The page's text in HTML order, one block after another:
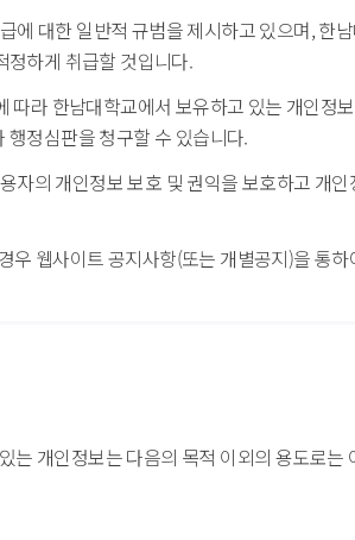
에 대한 일반적 규범을 제시하고 있으며,
정하게 취급할 것입니다.
따라 한남대학교에서 보유하고 있는 개인
정심판을 청구할 수 있습니다.
자의 개인정보 보호 및 권익을 보호하고 개
우 웹사이트 공지사항(또는 개별공지)을 통
개인정보는 다음의 목적 이외의 용도로